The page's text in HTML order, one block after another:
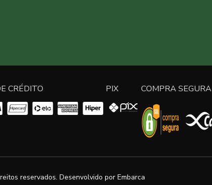
CRÉDITO PIX COMPRA SEGURA
reservados. Desenvolvido por Embarca